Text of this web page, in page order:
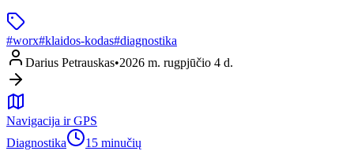
#worx#klaidos-kodas#diagnostika
Darius Petrauskas•2026 m. rugpjūčio 4 d.
Navigacija ir GPS
Diagnostika
15 minučių